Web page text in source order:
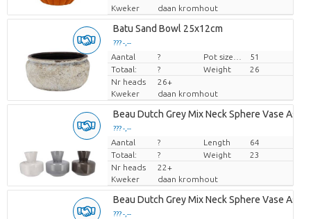
Kweker daan kromhout
Batu Sand Bowl 25x12cm
??? -,--
Prijs per stuk
Aantal ?
51
Totaal:
? Weight
26
Nr heads
26+
Kweker
daan kromhout
Beau Dutch Grey Mix Neck Sphere Vase Ass
??? -,--
Prijs per stuk
Aantal ? Length
64
Totaal:
? Weight
23
Nr heads
22+
Kweker
daan kromhout
Beau Dutch Grey Mix Neck Sphere Vase Ass
??? -,--